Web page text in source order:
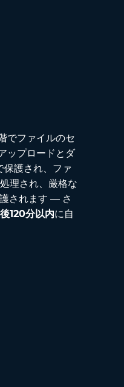
でファイルのセ
ップロードとダ
保護され、ファ
理され、厳格な
されます — さ
120分以内に自